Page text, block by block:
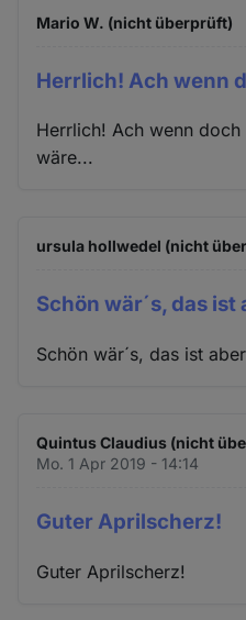
Mario W. (nicht überprüft)
Herrlich! Ach wenn
Herrlich! Ach wenn
wäre...
ursula hollwedel (nicht
Schön wär´s, das ist
Schön wär´s, das ist
Quintus Claudius (nicht
Mo. 1 Apr 2019 - 14:14
Guter Aprilscherz!
Guter Aprilscherz!